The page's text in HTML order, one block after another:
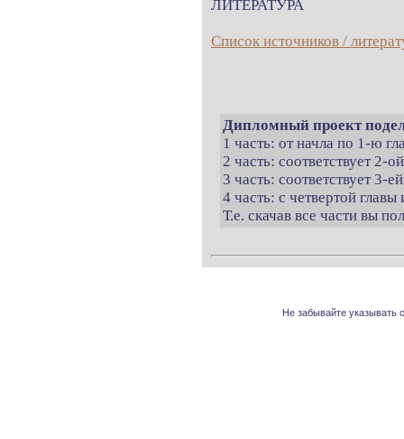
ЛИТЕРАТУРА
Список источников /
Дипломный проект
1 часть: от начла по 1-ю
2 часть: соответствует 2-
3 часть: соответствует 3-
4 часть: с четвертой
Т.е. скачав все части вы
Не забывайте указывать